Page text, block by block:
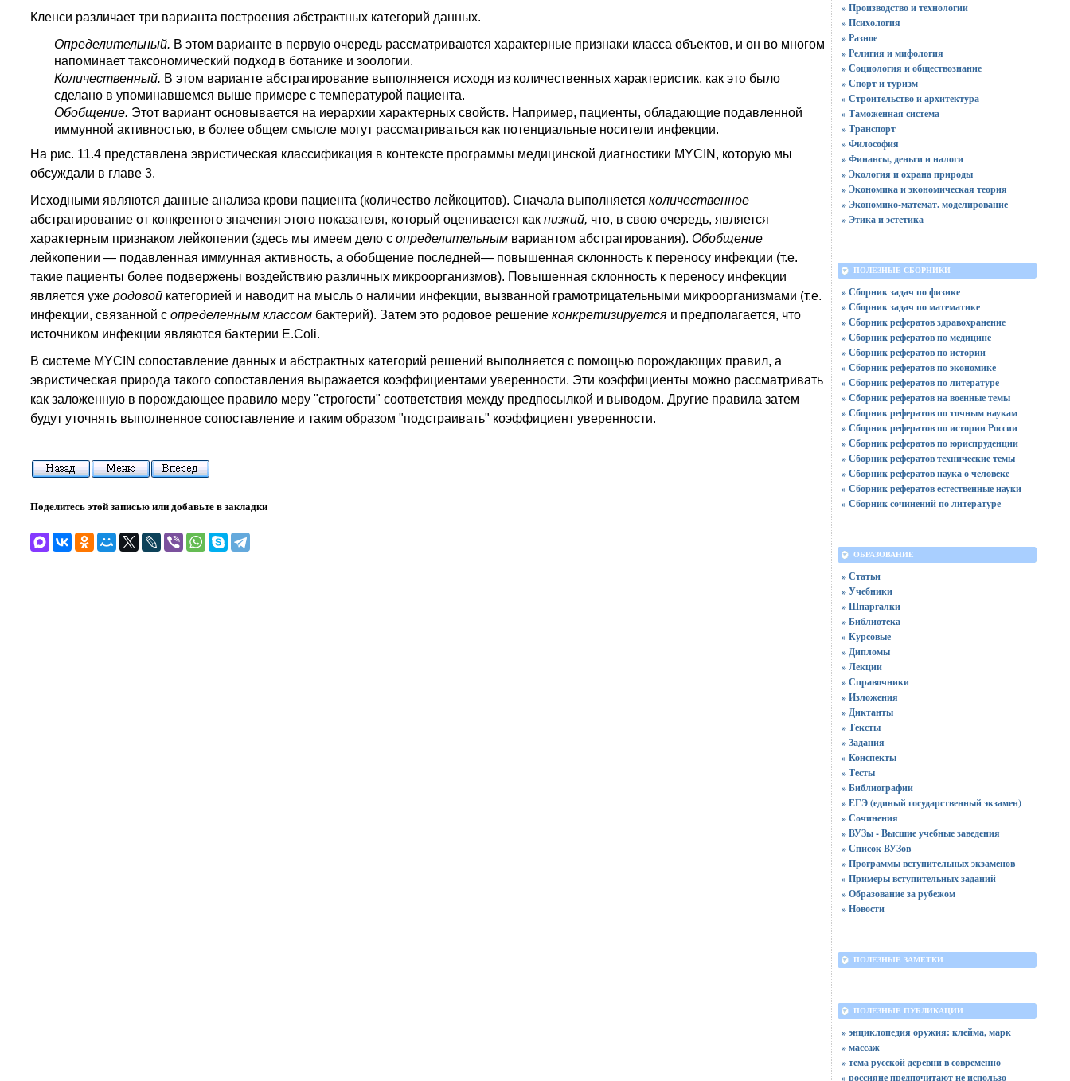
Кленси различает три варианта построения абстрактных категорий данных.
Определительный. В этом варианте в первую очередь рассматриваются характерные признаки класса объектов, и он во многом
напоминает таксономический подход в ботанике и зоологии.
Количественный. В этом варианте абстрагирование выполняется исходя из количественных характеристик, как это было
сделано в упоминавшемся выше примере с температурой пациента.
Обобщение. Этот вариант основывается на иерархии характерных свойств. Например, пациенты, обладающие подавленной
иммунной активностью, в более общем смысле могут рассматриваться как потенциальные носители инфекции.
На рис. 11.4 представлена эвристическая классификация в контексте программы медицинской диагностики MYCIN, которую мы
обсуждали в главе 3.
Исходными являются данные анализа крови пациента (количество лейкоцитов). Сначала выполняется количественное
абстрагирование от конкретного значения этого показателя, который оценивается как низкий, что, в свою очередь, является
характерным признаком лейкопении (здесь мы имеем дело с определительным вариантом абстрагирования). Обобщение
лейкопении — подавленная иммунная активность, а обобщение последней— повышенная склонность к переносу инфекции (т.е.
такие пациенты более подвержены воздействию различных микроорганизмов). Повышенная склонность к переносу инфекции
является уже родовой категорией и наводит на мысль о наличии инфекции, вызванной грамотрицательными микроорганизмами (т.е.
инфекции, связанной с определенным классом бактерий). Затем это родовое решение конкретизируется и предполагается, что
источником инфекции являются бактерии E.Coli.
В системе MYCIN сопоставление данных и абстрактных категорий решений выполняется с помощью порождающих правил, а
эвристическая природа такого сопоставления выражается коэффициентами уверенности. Эти коэффициенты можно рассматривать
как заложенную в порождающее правило меру "строгости" соответствия между предпосылкой и выводом. Другие правила затем
будут уточнять выполненное сопоставление и таким образом "подстраивать" коэффициент уверенности.
Поделитесь этой записью или добавьте в закладки
» Производство и технологии
» Психология
» Разное
» Религия и мифология
» Социология и обществознание
» Спорт и туризм
» Строительство и архитектура
» Таможенная система
» Транспорт
» Философия
» Финансы, деньги и налоги
» Экология и охрана природы
» Экономика и экономическая теория
» Экономико-математ. моделирование
» Этика и эстетика
ПОЛЕЗНЫЕ СБОРНИКИ
» Сборник задач по физике
» Сборник задач по математике
» Сборник рефератов здравохранение
» Сборник рефератов по медицине
» Сборник рефератов по истории
» Сборник рефератов по экономике
» Сборник рефератов по литературе
» Сборник рефератов на военные темы
» Сборник рефератов по точным наукам
» Сборник рефератов по истории России
» Сборник рефератов по юриспруденции
» Сборник рефератов технические темы
» Сборник рефератов наука о человеке
» Сборник рефератов естественные науки
» Сборник сочинений по литературе
ОБРАЗОВАНИЕ
» Статьи
» Учебники
» Шпаргалки
» Библиотека
» Курсовые
» Дипломы
» Лекции
» Справочники
» Изложения
» Диктанты
» Тексты
» Задания
» Конспекты
» Тесты
» Библиографии
» ЕГЭ (единый государственный экзамен)
» Сочинения
» ВУЗы - Высшие учебные заведения
» Список ВУЗов
» Программы вступительных экзаменов
» Примеры вступительных заданий
» Образование за рубежом
» Новости
ПОЛЕЗНЫЕ ЗАМЕТКИ
ПОЛЕЗНЫЕ ПУБЛИКАЦИИ
» энциклопедия оружия: клейма, марк
» массаж
» тема русской деревни в современно
» россияне предпочитают не использо